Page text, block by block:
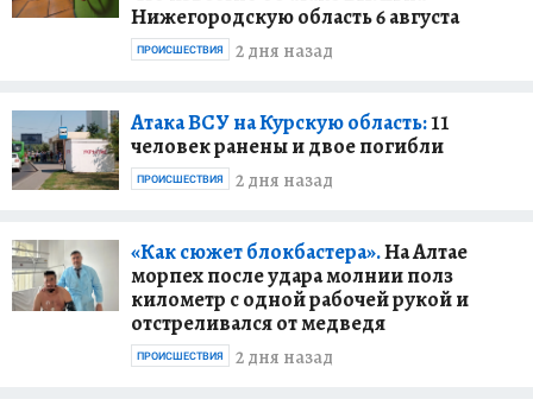
Нижегородскую область 6 августа
2 дня назад
ПРОИСШЕСТВИЯ
Атака ВСУ на Курскую область:11
человек ранены и двое погибли
2 дня назад
ПРОИСШЕСТВИЯ
«Как сюжет блокбастера».На Алтае
морпех после удара молнии полз
километр с одной рабочей рукой и
отстреливался от медведя
2 дня назад
ПРОИСШЕСТВИЯ